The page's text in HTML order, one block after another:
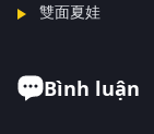
雙面夏娃
Bình luận